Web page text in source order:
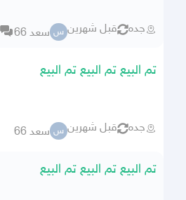
جده قبل شهرين س سعد 66
تم البيع تم البيع تم البيع
جده قبل شهرين س سعد 66
تم البيع تم البيع تم البيع